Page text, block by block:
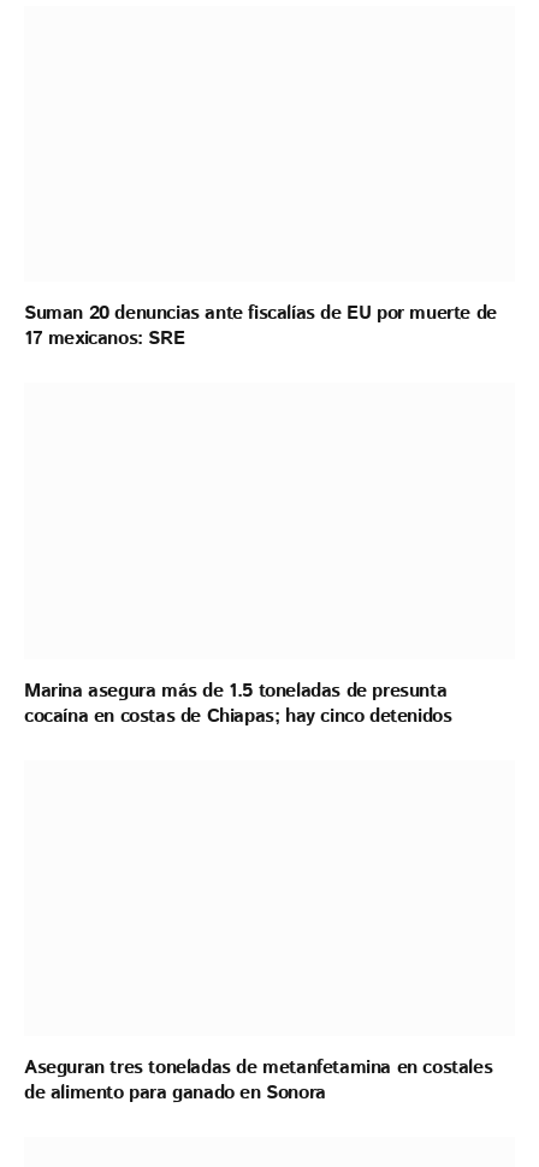
Suman 20 denuncias ante fiscalías de EU por muerte de
17 mexicanos: SRE
Marina asegura más de 1.5 toneladas de presunta
cocaína en costas de Chiapas; hay cinco detenidos
Aseguran tres toneladas de metanfetamina en costales
de alimento para ganado en Sonora